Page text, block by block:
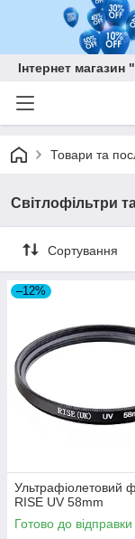
Інтернет магазин
Товари та
Світлофільтри
Сортування
–12%
Ультрафіолетовий
RISE UV 58mm
Готово до відправки